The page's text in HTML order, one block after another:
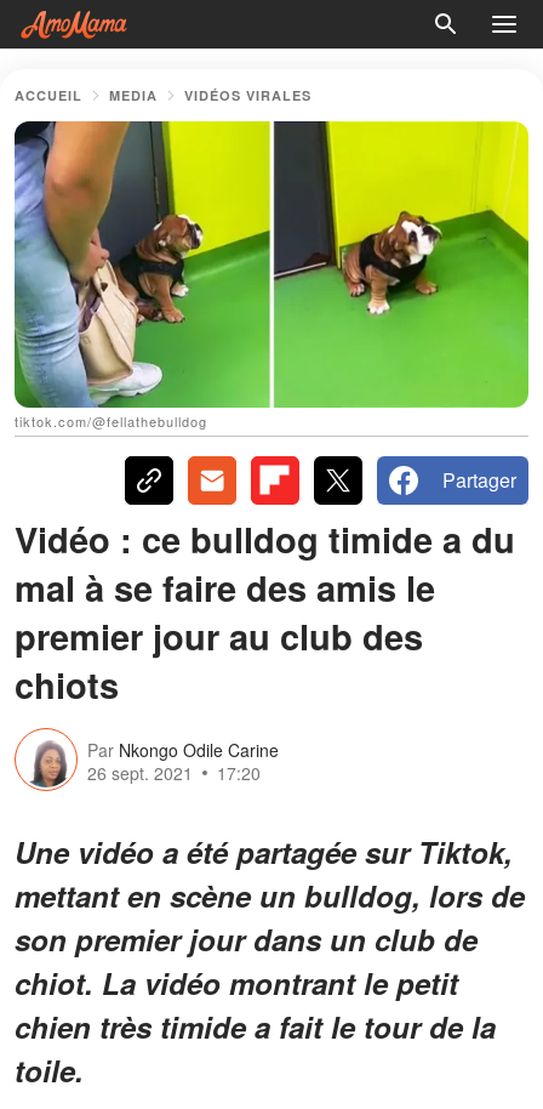
ACCUEIL MEDIA VIDÉOS VIRALES
tiktok.com/@fellathebulldog
Partager
Vidéo : ce bulldog timide a du
mal à se faire des amis le
premier jour au club des
chiots
Par Nkongo Odile Carine
26 sept. 2021
17:20
Une vidéo a été partagée sur Tiktok,
mettant en scène un bulldog, lors de
son premier jour dans un club de
chiot. La vidéo montrant le petit
chien très timide a fait le tour de la
toile.